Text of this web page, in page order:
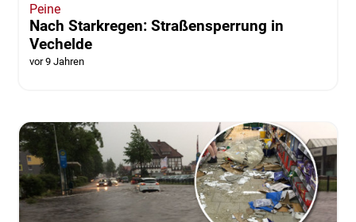
Peine
Nach Starkregen: Straßensperrung in
Vechelde
vor 9 Jahren